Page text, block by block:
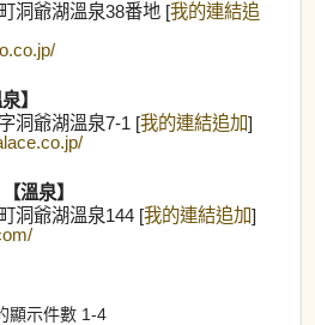
洞爺湖溫泉38番地 [我的連結追
】
洞爺湖溫泉7-1 [我的連結追加]
溫泉】
洞爺湖溫泉144 [我的連結追加]
顯示件數 1-4